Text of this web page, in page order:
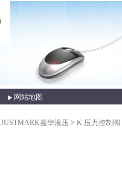
网站地图
JUSTMARK嘉华液压 > K 压力控制阀